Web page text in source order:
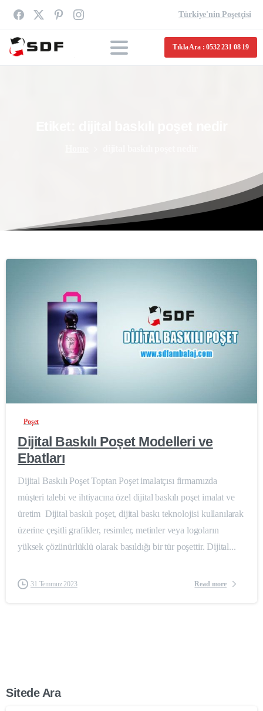
Türkiye'nin Poşetçisi
Tıkla Ara : 0532 231 08 19
Poşet
Dijital Baskılı Poşet Modelleri ve
Ebatları
Dijital Baskılı Poşet Toptan Poşet imalatçısı firmamızda
müşteri talebi ve ihtiyacına özel dijital baskılı poşet imalat ve
üretim Dijital baskılı poşet, dijital baskı teknolojisi kullanılarak
üzerine çeşitli grafikler, resimler, metinler veya logoların
yüksek çözünürlüklü olarak basıldığı bir tür poşettir. Dijital...
31 Temmuz 2023 Read more
Sitede Ara